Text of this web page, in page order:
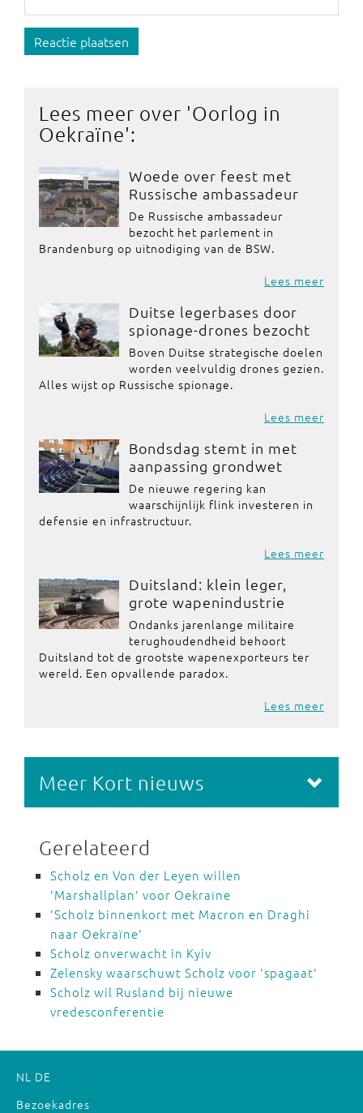
Reactie plaatsen
Lees meer over 'Oorlog in
Oekraïne':
Woede over feest met
Russische ambassadeur
De Russische ambassadeur
bezocht het parlement in
Brandenburg op uitnodiging van de BSW.
Lees meer
Duitse legerbases door
spionage-drones bezocht
Boven Duitse strategische doelen
worden veelvuldig drones gezien.
Alles wijst op Russische spionage.
Lees meer
Bondsdag stemt in met
aanpassing grondwet
De nieuwe regering kan
waarschijnlijk flink investeren in
defensie en infrastructuur.
Lees meer
Duitsland: klein leger,
grote wapenindustrie
Ondanks jarenlange militaire
terughoudendheid behoort
Duitsland tot de grootste wapenexporteurs ter
wereld. Een opvallende paradox.
Lees meer
Meer Kort nieuws
Gerelateerd
Scholz en Von der Leyen willen
'Marshallplan' voor Oekraïne
'Scholz binnenkort met Macron en Draghi
naar Oekraïne'
Scholz onverwacht in Kyiv
Zelensky waarschuwt Scholz voor 'spagaat'
Scholz wil Rusland bij nieuwe
vredesconferentie
NL DE
Bezoekadres